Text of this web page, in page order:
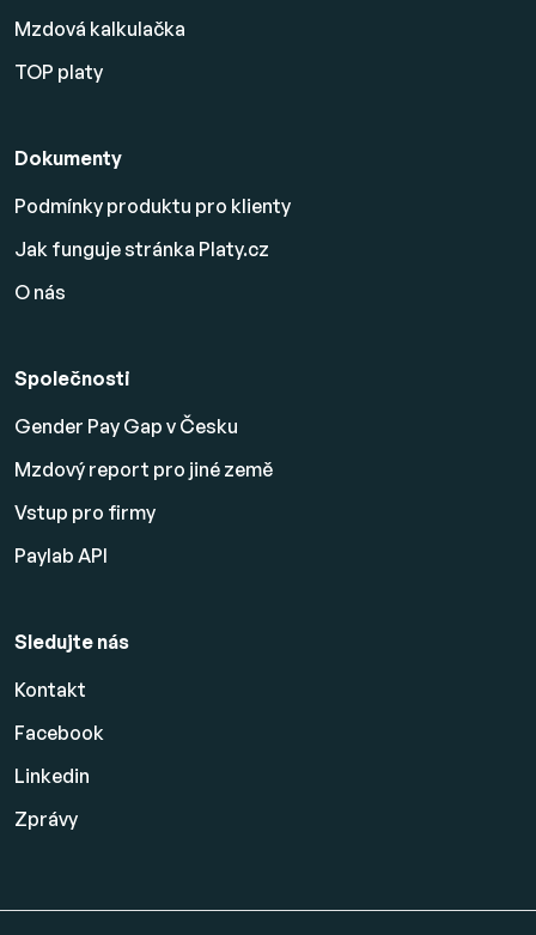
Mzdová kalkulačka
TOP platy
Dokumenty
Podmínky produktu pro klienty
Jak funguje stránka Platy.cz
O nás
Společnosti
Gender Pay Gap v Česku
Mzdový report pro jiné země
Vstup pro firmy
Paylab API
Sledujte nás
Kontakt
Facebook
Linkedin
Zprávy